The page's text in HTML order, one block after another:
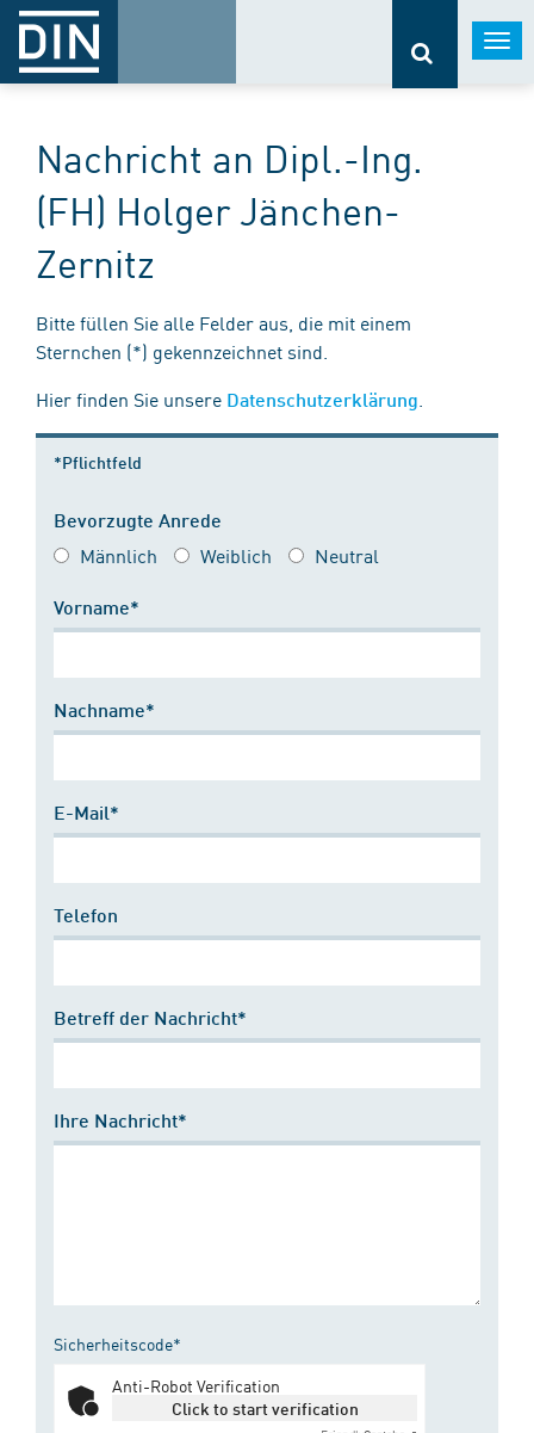
Nachricht an Dipl.-Ing.
(FH) Holger Jänchen-
Zernitz
Bitte füllen Sie alle Felder aus, die mit einem
Sternchen (*) gekennzeichnet sind.
Hier finden Sie unsere Datenschutzerklärung
*Pflichtfeld
Bevorzugte Anrede
Männlich Weiblich Neutral
Vorname*
Nachname*
E-Mail*
Telefon
Betreff der Nachricht*
Ihre Nachricht*
Sicherheitscode*
Anti-Robot Verification
Click to start verification